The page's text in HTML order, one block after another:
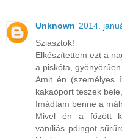
Unknown 2014.
Sziasztok!
Elkészítettem ezt a
a piskóta,
Amit én (személyes
kakaóport teszek
Imádtam benne a
Mivel én a főzött
vaníliás pdingot